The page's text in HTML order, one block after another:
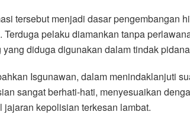
tersebut menjadi dasar pengembangan
Terduga pelaku diamankan tanpa
yang diduga digunakan dalam tindak
Isgunawan, dalam menindaklanjuti
sangat berhati-hati, menyesuaikan
jajaran kepolisian terkesan lambat.